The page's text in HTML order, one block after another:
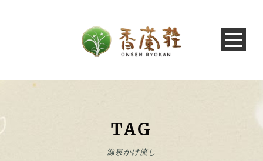
TAG
源泉かけ流し